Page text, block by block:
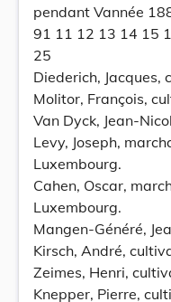
pendant Vannée
91 11 12 13 14 15
25
Diederich, Jacques,
Molitor, François,
Van Dyck, Jean-
Levy, Joseph,
Luxembourg.
Cahen, Oscar,
Luxembourg.
Mangen-Généré,
Kirsch, André,
Zeimes, Henri,
Knepper, Pierre,